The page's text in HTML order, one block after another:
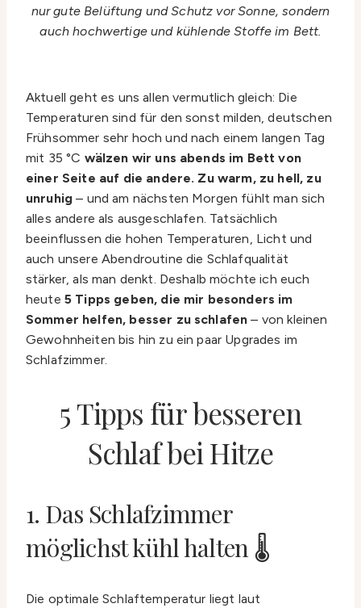
nur gute Belüftung und Schutz vor Sonne, sondern
auch hochwertige und kühlende Stoffe im Bett.
Aktuell geht es uns allen vermutlich gleich: Die
Temperaturen sind für den sonst milden, deutschen
Frühsommer sehr hoch und nach einem langen Tag
mit 35 °C wälzen wir uns abends im Bett von
einer Seite auf die andere. Zu warm, zu hell, zu
unruhig– und am nächsten Morgen fühlt man sich
alles andere als ausgeschlafen. Tatsächlich
beeinflussen die hohen Temperaturen, Licht und
auch unsere Abendroutine die Schlafqualität
stärker, als man denkt. Deshalb möchte ich euch
heute 5 Tipps geben, die mir besonders im
Sommer helfen, besser zu schlafen – von kleinen
Gewohnheiten bis hin zu ein paar Upgrades im
Schlafzimmer.
5 Tipps für besseren
Schlaf bei Hitze
1. Das Schlafzimmer
möglichst kühl halten 🌡️
Die optimale Schlaftemperatur liegt laut